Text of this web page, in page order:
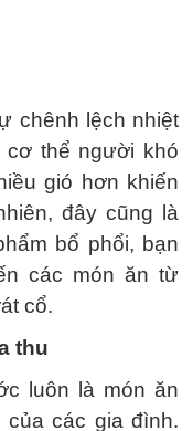
chênh lệch nhiệt
thể người khó
gió hơn khiến
đây cũng là
bổ phổi, bạn
các món ăn từ
cổ.
thu
luôn là món ăn
các gia đình.